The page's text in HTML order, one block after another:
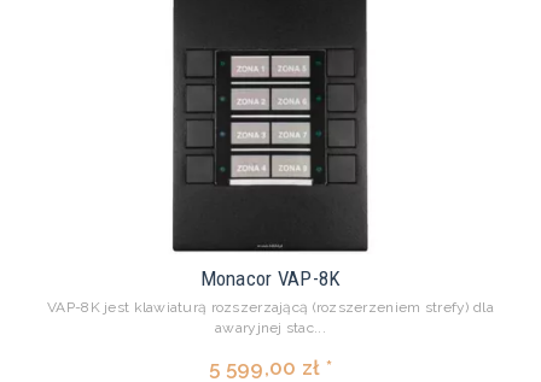
Monacor VAP-8K
VAP-8K jest klawiaturą rozszerzającą (rozszerzeniem strefy) dla
awaryjnej stac...
5 599,00 zł *